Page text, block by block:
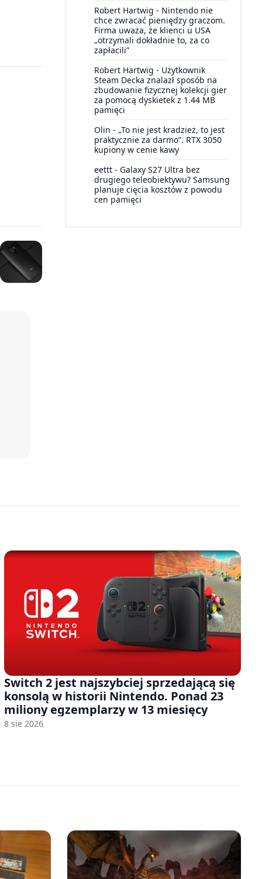
Robert Hartwig - Nintendo nie
chce zwracać pieniędzy graczom.
Firma uważa, że klienci u USA
„otrzymali dokładnie to, za co
zapłacili”
Robert Hartwig - Użytkownik
Steam Decka znalazł sposób na
zbudowanie fizycznej kolekcji gier
za pomocą dyskietek z 1.44 MB
pamięci
Olin - „To nie jest kradzież, to jest
praktycznie za darmo”. RTX 3050
kupiony w cenie kawy
eettt - Galaxy S27 Ultra bez
drugiego teleobiektywu? Samsung
planuje cięcia kosztów z powodu
cen pamięci
Switch 2 jest najszybciej sprzedającą się
konsolą w historii Nintendo. Ponad 23
miliony egzemplarzy w 13 miesięcy
8 sie 2026